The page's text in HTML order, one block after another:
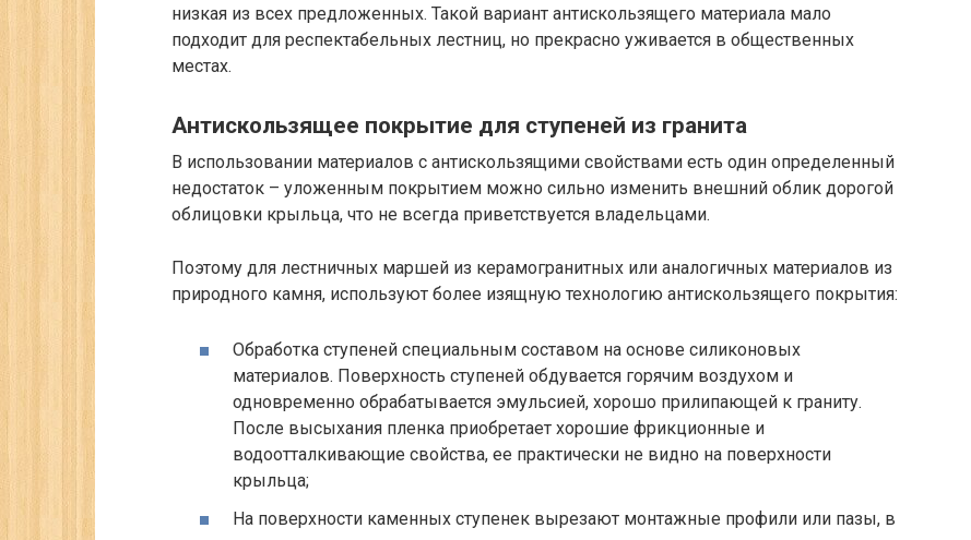
низкая из всех предложенных. Такой вариант антискользящего материала мало
подходит для респектабельных лестниц, но прекрасно уживается в общественных
местах.
Антискользящее покрытие для ступеней из гранита
В использовании материалов с антискользящими свойствами есть один определенный
недостаток – уложенным покрытием можно сильно изменить внешний облик дорогой
облицовки крыльца, что не всегда приветствуется владельцами.
Поэтому для лестничных маршей из керамогранитных или аналогичных материалов из
природного камня, используют более изящную технологию антискользящего покрытия:
Обработка ступеней специальным составом на основе силиконовых
материалов. Поверхность ступеней обдувается горячим воздухом и
одновременно обрабатывается эмульсией, хорошо прилипающей к граниту.
После высыхания пленка приобретает хорошие фрикционные и
водоотталкивающие свойства, ее практически не видно на поверхности
крыльца;
На поверхности каменных ступенек вырезают монтажные профили или пазы, в